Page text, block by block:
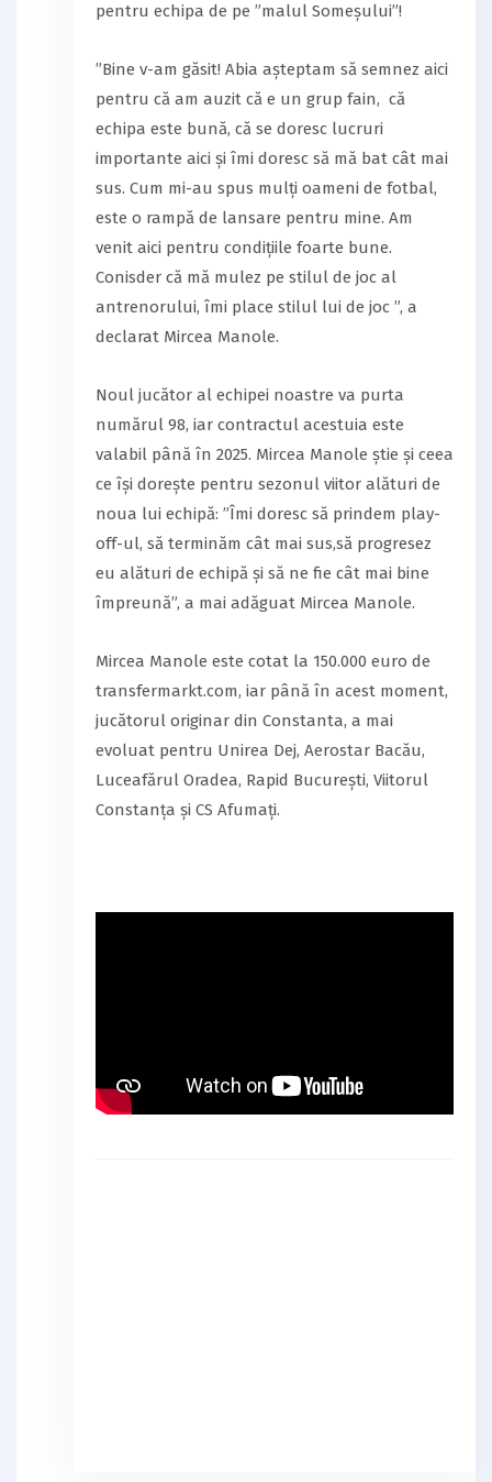
pentru echipa de pe ”malul Someșului”!
”Bine v-am găsit! Abia așteptam să semnez aici
pentru că am auzit că e un grup fain, că
echipa este bună, că se doresc lucruri
importante aici și îmi doresc să mă bat cât mai
sus. Cum mi-au spus mulți oameni de fotbal,
este o rampă de lansare pentru mine. Am
venit aici pentru condițiile foarte bune.
Conisder că mă mulez pe stilul de joc al
antrenorului, îmi place stilul lui de joc ”, a
declarat Mircea Manole.
Noul jucător al echipei noastre va purta
numărul 98, iar contractul acestuia este
valabil până în 2025. Mircea Manole știe și ceea
ce își dorește pentru sezonul viitor alături de
noua lui echipă: ”Îmi doresc să prindem play-
off-ul, să terminăm cât mai sus,să progresez
eu alături de echipă și să ne fie cât mai bine
împreună”, a mai adăguat Mircea Manole.
Mircea Manole este cotat la 150.000 euro de
transfermarkt.com, iar până în acest moment,
jucătorul originar din Constanta, a mai
evoluat pentru Unirea Dej, Aerostar Bacău,
Luceafărul Oradea, Rapid București, Viitorul
Constanța și CS Afumați.